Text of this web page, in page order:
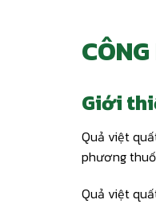
Giới
Quả việt
phương
Quả việt